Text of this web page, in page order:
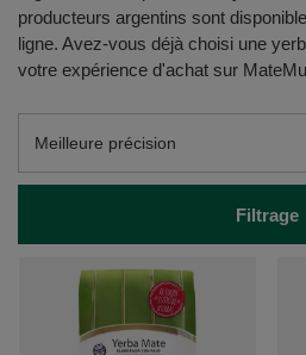
producteurs argentins sont
ligne. Avez-vous déjà choisi une
votre expérience d'achat sur
Modifier le tri
Meilleure précision
Filtrage